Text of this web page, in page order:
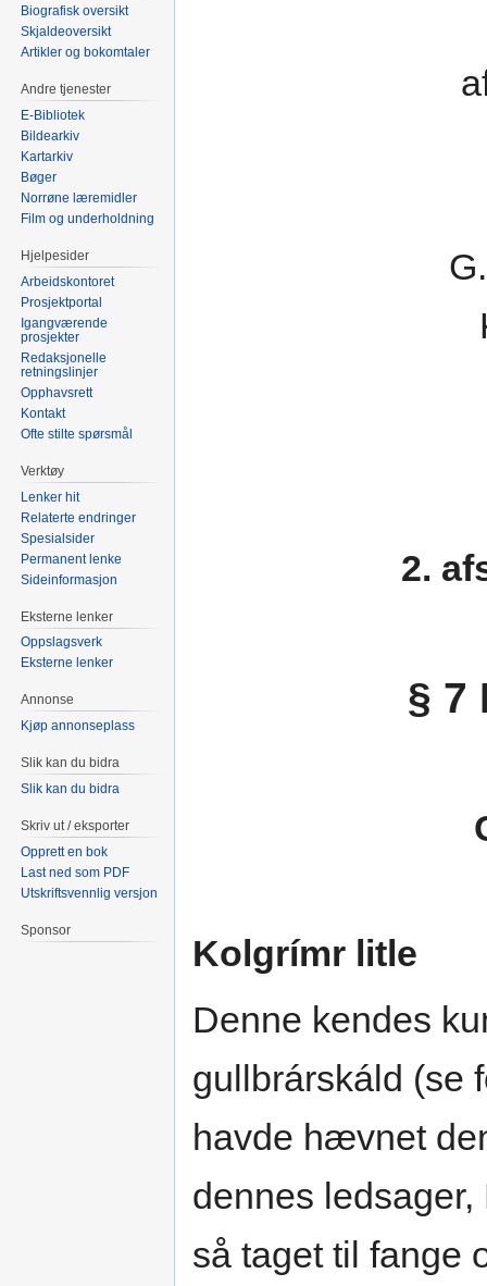
2.
§ 7
Kolgrímr litle
Denne kendes
gullbrárskáld (se
havde hævnet
dennes
så taget til fange
Biografisk oversikt
Skjaldeoversikt
Artikler og bokomtaler
Andre tjenester
E-Bibliotek
Bildearkiv
Kartarkiv
Bøger
Norrøne læremidler
Film og underholdning
Hjelpesider
Arbeidskontoret
Prosjektportal
Igangværende
prosjekter
Redaksjonelle
retningslinjer
Opphavsrett
Kontakt
Ofte stilte spørsmål
Verktøy
Lenker hit
Relaterte endringer
Spesialsider
Permanent lenke
Sideinformasjon
Eksterne lenker
Oppslagsverk
Eksterne lenker
Annonse
Kjøp annonseplass
Slik kan du bidra
Slik kan du bidra
Skriv ut / eksporter
Opprett en bok
Last ned som PDF
Utskriftsvennlig versjon
Sponsor